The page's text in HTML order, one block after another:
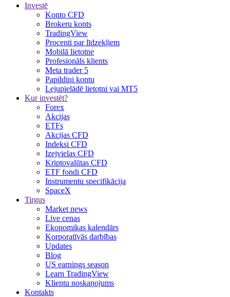
Investē
Konto CFD
Brokeru konts
TradingView
Procenti par līdzekļiem
Mobilā lietotne
Profesionāls klients
Meta trader 5
Papildini kontu
Lejupielādē lietotni vai MT5
Kur investēt?
Forex
Akcijas
ETFs
Akcijas CFD
Indeksi CFD
Izejvielas CFD
Kriptovalūtas CFD
ETF fondi CFD
Instrumentu specifikācija
SpaceX
Tirgus
Market news
Live cenas
Ekonomikas kalendārs
Korporatīvās darbības
Updates
Blog
US earnings season
Learn TradingView
Klientu noskaņojums
Kontakts